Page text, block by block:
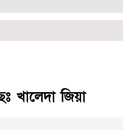
খালেদা জিয়া